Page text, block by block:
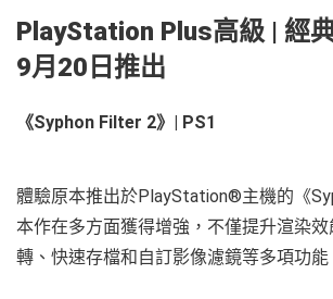
PlayStation Plus高級 | 經
9月20 日推出
《Syphon Filter 2》| PS1
體驗原本推出於PlayStation®主機的《
本作在多方面獲得增強，不僅提升渲染
轉、快速存檔和自訂影像濾鏡等多項功能